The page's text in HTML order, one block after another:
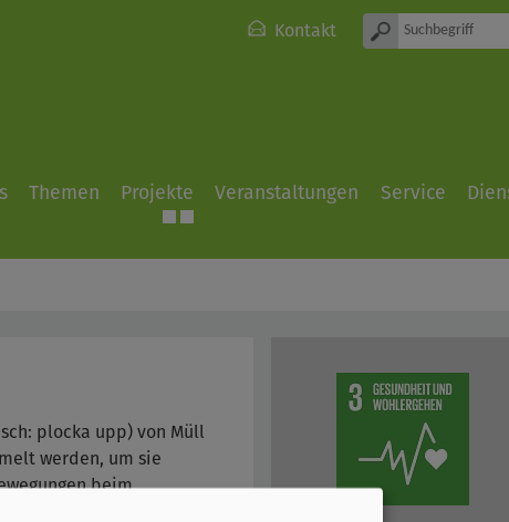
Kontakt
Themen Projekte Veranstaltungen Service
plocka upp) von Müll
werden, um sie
beim